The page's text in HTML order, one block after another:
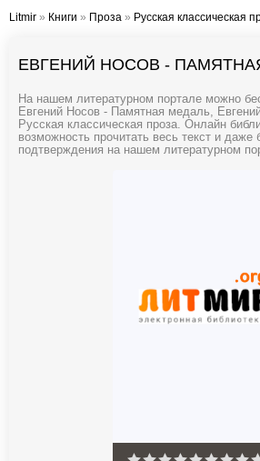
Litmir » Книги » Проза » Русская классическая
ЕВГЕНИЙ НОСОВ -
На нашем литературном портале можно
Евгений Носов - Памятная медаль,
Русская классическая проза. Онлайн
возможность прочитать весь текст и
подтверждения на нашем литературном